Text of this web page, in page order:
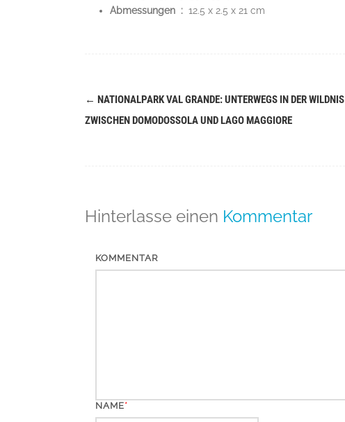
Abmessungen ‏ : ‎ 12.5 x 2.5 x 21 cm
Navigation
← NATIONALPARK VAL GRANDE: UNTERWEGS IN DER WILDNIS
ZWISCHEN DOMODOSSOLA UND LAGO MAGGIORE
Hinterlasse einen Kommentar
KOMMENTAR
NAME*